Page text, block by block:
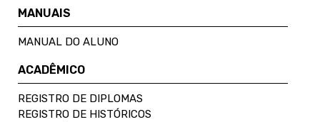
MANUAIS
MANUAL DO ALUNO
ACADÊMICO
REGISTRO DE DIPLOMAS
REGISTRO DE HISTÓRICOS